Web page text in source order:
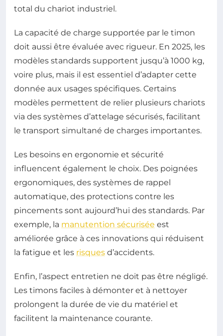
total du chariot industriel.
La capacité de charge supportée par le timon
doit aussi être évaluée avec rigueur. En 2025, les
modèles standards supportent jusqu’à 1000 kg,
voire plus, mais il est essentiel d’adapter cette
donnée aux usages spécifiques. Certains
modèles permettent de relier plusieurs chariots
via des systèmes d’attelage sécurisés, facilitant
le transport simultané de charges importantes.
Les besoins en ergonomie et sécurité
influencent également le choix. Des poignées
ergonomiques, des systèmes de rappel
automatique, des protections contre les
pincements sont aujourd’hui des standards. Par
exemple, la manutention sécurisée est
améliorée grâce à ces innovations qui réduisent
la fatigue et les risques d’accidents.
Enfin, l’aspect entretien ne doit pas être négligé.
Les timons faciles à démonter et à nettoyer
prolongent la durée de vie du matériel et
facilitent la maintenance courante.